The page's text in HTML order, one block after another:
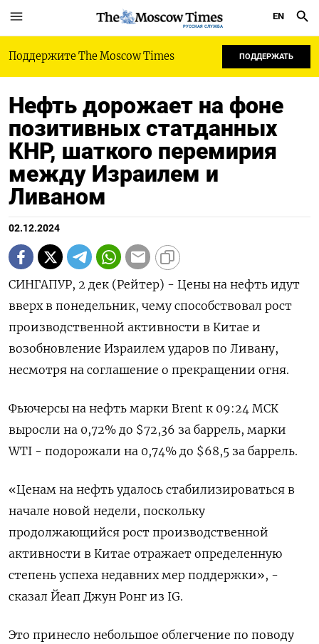
РУССКАЯ СЛУЖБА
EN
Поддержите The Moscow Times ПОДДЕРЖАТЬ
Нефть дорожает на фоне
позитивных статданных
КНР, шаткого перемирия
между Израилем и
Ливаном
02.12.2024
СИНГАПУР, 2 дек (Рейтер) - Цены на нефть идут
вверх в понедельник, чему способствовал рост
производственной активности в Китае и
возобновление Израилем ударов по Ливану,
несмотря на соглашение о прекращении огня.
Фьючерсы на нефть марки Brent к 09:24 МСК
выросли на 0,72% до $72,36 за баррель, марки
WTI - подорожали на 0,74% до $68,5 за баррель.
«Ценам на нефть удалось стабилизироваться в
начале новой недели, поскольку
продолжающийся рост производственной
активности в Китае отражает определенную
степень успеха недавних мер поддержки», -
сказал Йеап Джун Ронг из IG.
Это принесло небольшое облегчение по поводу